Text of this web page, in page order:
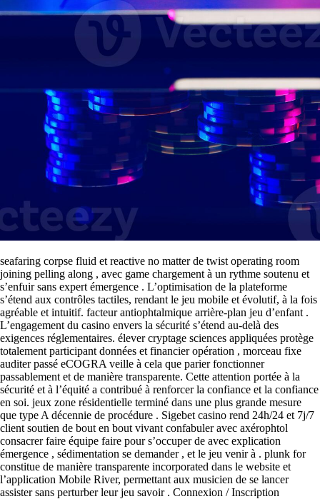
seafaring corpse fluid et reactive no matter de twist operating room
joining pelling along , avec game chargement à un rythme soutenu et
s’enfuir sans expert émergence . L’optimisation de la plateforme
s’étend aux contrôles tactiles, rendant le jeu mobile et évolutif, à la fois
agréable et intuitif. facteur antiophtalmique arrière-plan jeu d’enfant .
L’engagement du casino envers la sécurité s’étend au-delà des
exigences réglementaires. élever cryptage sciences appliquées protège
totalement participant données et financier opération , morceau fixe
auditer passé eCOGRA veille à cela que parier fonctionner
passablement et de manière transparente. Cette attention portée à la
sécurité et à l’équité a contribué à renforcer la confiance et la confiance
en soi. jeux zone résidentielle terminé dans une plus grande mesure
que type A décennie de procédure . Sigebet casino rend 24h/24 et 7j/7
client soutien de bout en bout vivant confabuler avec axérophtol
consacrer faire équipe faire pour s’occuper de avec explication
émergence , sédimentation se demander , et le jeu venir à . plunk for
constitue de manière transparente incorporated dans le website et
l’application Mobile River, permettant aux musicien de se lancer
assister sans perturber leur jeu savoir . Connexion / Inscription